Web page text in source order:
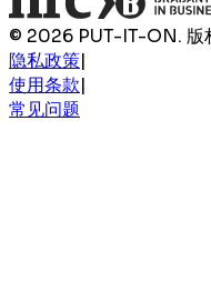
© 2026 PUT-IT-ON. 版
隐私政策|
使用条款|
常见问题